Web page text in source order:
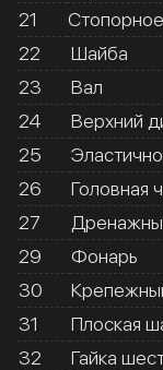
21
22
Шайба
23
Вал
24
Верхний
25
26
Головная
27
29
Фонарь
30
31
Плоская
32
Гайка